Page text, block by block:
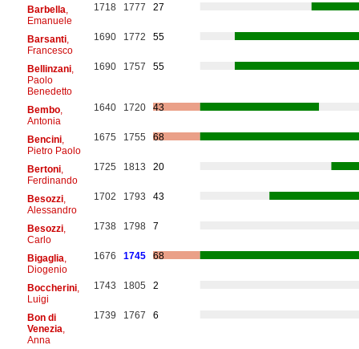
Barbella
Emanuele
1718 1777 27
Barsanti,
Francesco
1690 1772 55
Bellinzani,
Paolo
Benedetto
1690 1757 55
Bembo,
Antonia
1640 1720 43
Bencini,
Pietro Paolo
1675 1755 68
Bertoni,
Ferdinando
1725 1813 20
Besozzi,
Alessandro
1702 1793 43
Besozzi,
Carlo
1738 1798 7
Bigaglia
Diogenio
1676 1745 68
Boccherini,
Luigi
1743 1805 2
Bon di
Venezia
Anna
1739 1767 6